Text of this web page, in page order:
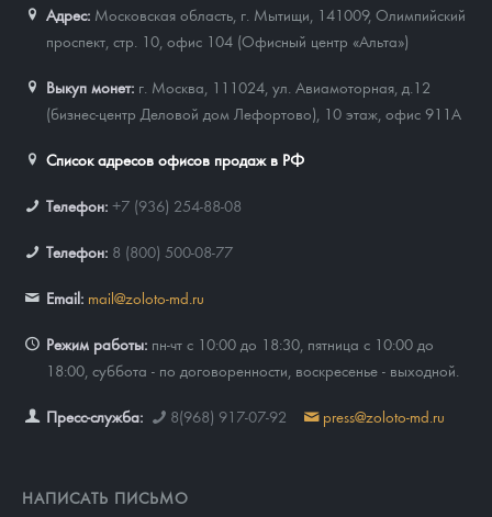
Адрес: Московская область, г. Мытищи, 141009, Олимпийский
проспект, стр. 10, офис 104 (Офисный центр «Альта»)
Выкуп монет: г. Москва, 111024, ул. Авиамоторная, д.12
(бизнес-центр Деловой дом Лефортово), 10 этаж, офис 911А
Список адресов офисов продаж в РФ
Телефон: +7 (936) 254-88-08
Телефон: 8 (800) 500-08-77
Email: mail@zoloto-md.ru
Режим работы: пн-чт с 10:00 до 18:30, пятница с 10:00 до
18:00, суббота - по договоренности, воскресенье - выходной.
Пресс-служба: 8(968) 917-07-92 press@zoloto-md.ru
НАПИСАТЬ ПИСЬМО